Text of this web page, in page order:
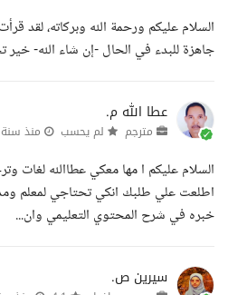
السلام عليكم ورحمة الله وبركاته، لقد
جاهزة للبدء في الحال -إن شاء الله- خير
عطا الله م.
مترجم لم يحسب منذ سنة
السلام عليكم ا مها معكي عطاالله لغات
اطلعت علي طلبك انكي تحتاجي لمعلم
خبره في شرح المحتوي التعليمي وان...
سيرين ص.